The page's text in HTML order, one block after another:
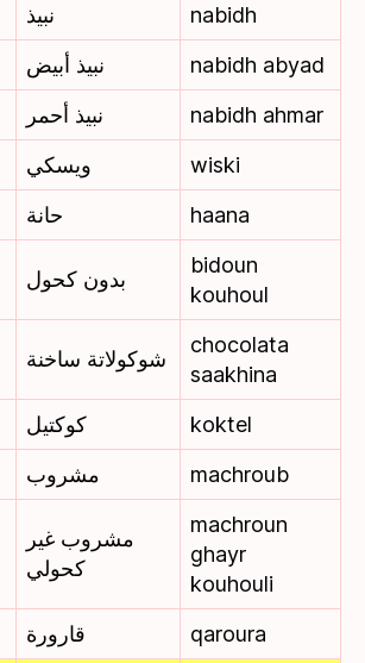
نبيذ
nabidh
نبيذ أبيض
nabidh abyad
نبيذ أحمر
nabidh ahmar
ويسكي
wiski
حانة haana
بدون كحول
bidoun
kouhoul
شوكولاتة ساخنة
chocolata
saakhina
كوكتيل
koktel
مشروب machroub
مشروب غير
كحولي
machroun
ghayr
kouhouli
قارورة
qaroura